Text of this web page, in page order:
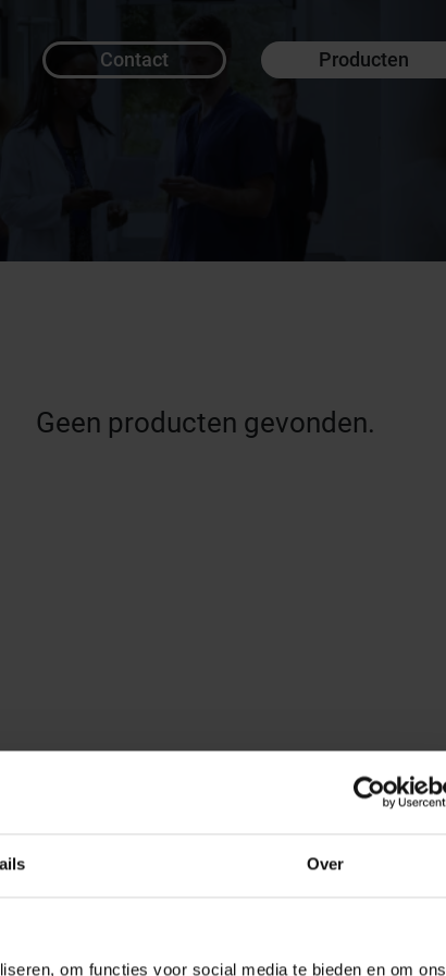
Over
om functies voor social media te bieden en om ons
Contact Producten
Geen producten gevonden.
maken
Hammerlit
Metro
Zarges
BINBIN